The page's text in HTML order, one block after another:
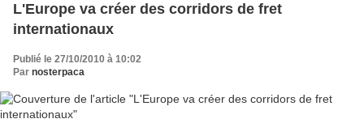
L'Europe va créer des corridors de fret
internationaux
Publié le 27/10/2010 à 10:02
Par nosterpaca